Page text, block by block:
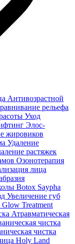
Антивозрастной
рельефа
Уход
Элос-
жировиков
Удаление
растяжек
Озонотерапия
лица
Botox Saypha
Увеличение губ
Treatment
Атравматическая
чистка
чистка
Holy Land